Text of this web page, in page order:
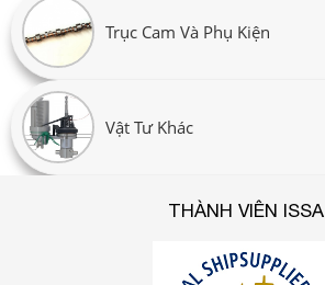
Trục Cam Và Phụ Kiện
Vật Tư Khác
THÀNH VIÊN ISSA